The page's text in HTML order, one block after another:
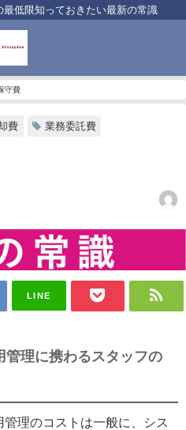
低限知っておきたい最新の常識
守費
費 業務委託費
LINE
管理に携わるスタッフの
理のコストは一般に、シス